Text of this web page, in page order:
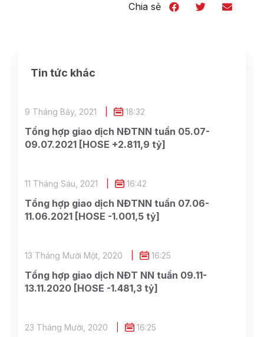
Chia sẻ
Tin tức khác
Tổng hợp giao dịch NĐTNN tuần 05.07-
09.07.2021 [HOSE +2.811,9 tỷ]
9 Tháng Bảy, 2021 18:32
Tổng hợp giao dịch NĐTNN tuần 07.06-
11.06.2021 [HOSE -1.001,5 tỷ]
11 Tháng Sáu, 2021 16:42
Tổng hợp giao dịch NĐT NN tuần 09.11-
13.11.2020 [HOSE -1.481,3 tỷ]
13 Tháng Mười Một, 2020 16:25
23 Tháng Mười, 2020 16:25